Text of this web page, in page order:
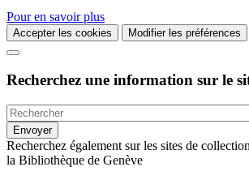
Pour en savoir plus
Accepter les cookies Modifier les préférences
Recherchez une information sur le
Recherchez également sur les sites de
la Bibliothèque de Genève